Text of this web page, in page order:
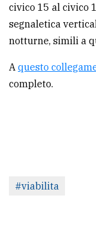
civico 15 al civico
segnaletica
notturne, simili a
A questo
completo.
#viabilita